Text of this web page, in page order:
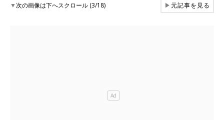
▼次の画像は下へスクロール (3/18) ▶元記事を見る